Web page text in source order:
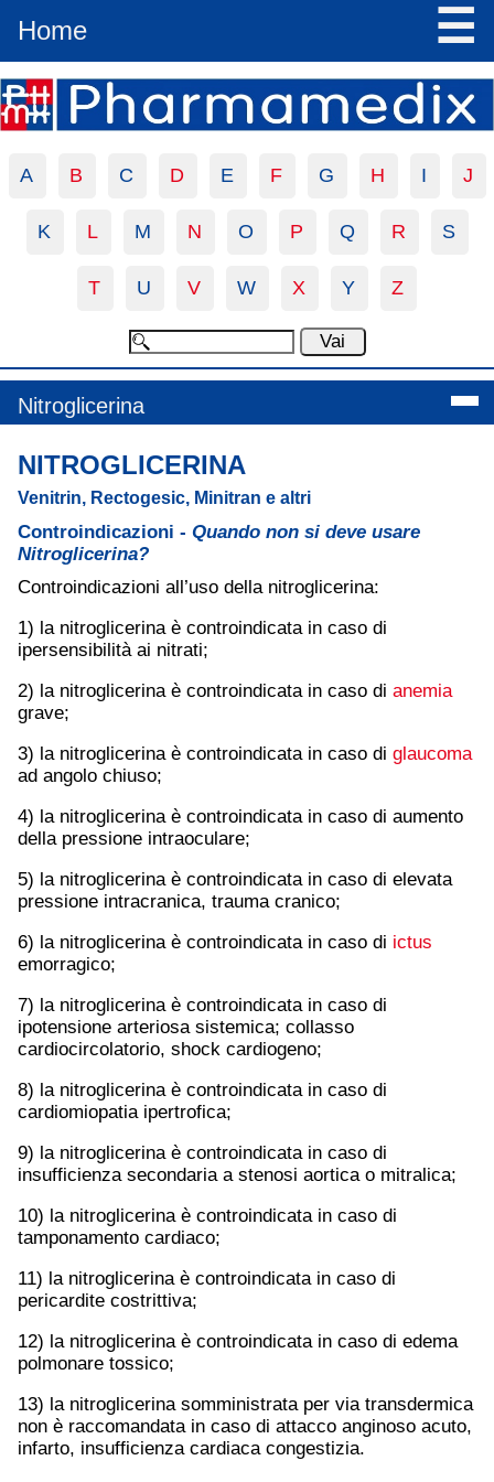
Home ☰
A B C D E F G H I J
K L M N O P Q R S
T U V W X Y Z
Nitroglicerina
NITROGLICERINA
Venitrin, Rectogesic, Minitran e altri
Controindicazioni - Quando non si deve usare
Nitroglicerina?
Controindicazioni all’uso della nitroglicerina:
1) la nitroglicerina è controindicata in caso di
ipersensibilità ai nitrati;
2) la nitroglicerina è controindicata in caso di anemia
grave;
3) la nitroglicerina è controindicata in caso di glaucoma
ad angolo chiuso;
4) la nitroglicerina è controindicata in caso di aumento
della pressione intraoculare;
5) la nitroglicerina è controindicata in caso di elevata
pressione intracranica, trauma cranico;
6) la nitroglicerina è controindicata in caso di ictus
emorragico;
7) la nitroglicerina è controindicata in caso di
ipotensione arteriosa sistemica; collasso
cardiocircolatorio, shock cardiogeno;
8) la nitroglicerina è controindicata in caso di
cardiomiopatia ipertrofica;
9) la nitroglicerina è controindicata in caso di
insufficienza secondaria a stenosi aortica o mitralica;
10) la nitroglicerina è controindicata in caso di
tamponamento cardiaco;
11) la nitroglicerina è controindicata in caso di
pericardite costrittiva;
12) la nitroglicerina è controindicata in caso di edema
polmonare tossico;
13) la nitroglicerina somministrata per via transdermica
non è raccomandata in caso di attacco anginoso acuto,
infarto, insufficienza cardiaca congestizia.